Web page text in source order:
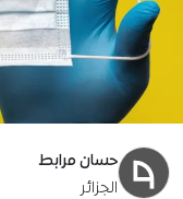
حسان مرابط
الجزائر